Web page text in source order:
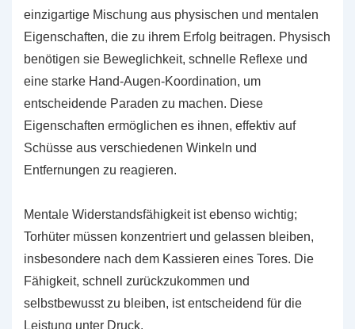
einzigartige Mischung aus physischen und mentalen
Eigenschaften, die zu ihrem Erfolg beitragen. Physisch
benötigen sie Beweglichkeit, schnelle Reflexe und
eine starke Hand-Augen-Koordination, um
entscheidende Paraden zu machen. Diese
Eigenschaften ermöglichen es ihnen, effektiv auf
Schüsse aus verschiedenen Winkeln und
Entfernungen zu reagieren.
Mentale Widerstandsfähigkeit ist ebenso wichtig;
Torhüter müssen konzentriert und gelassen bleiben,
insbesondere nach dem Kassieren eines Tores. Die
Fähigkeit, schnell zurückzukommen und
selbstbewusst zu bleiben, ist entscheidend für die
Leistung unter Druck.